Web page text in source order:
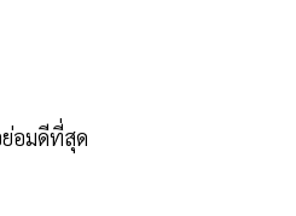
อมดีที่สุด